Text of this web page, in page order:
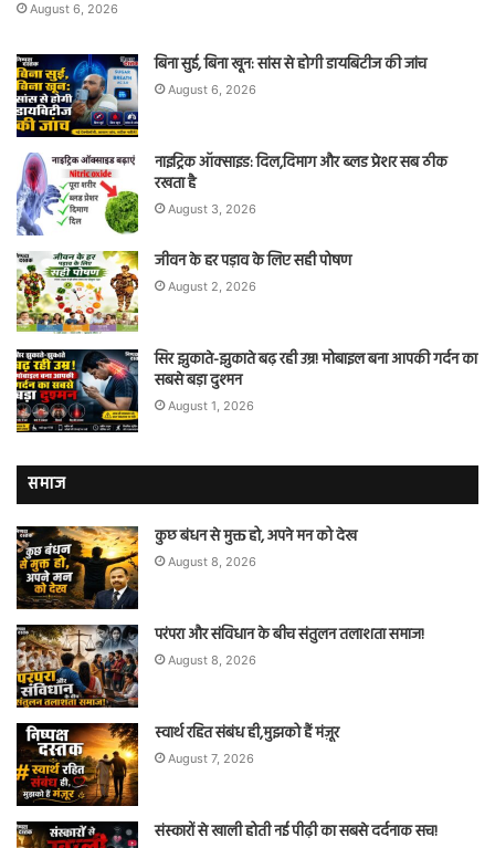
August 6, 2026
बिना सुई, बिना खून: सांस से होगी डायबिटीज की जांच
August 6, 2026
नाइट्रिक ऑक्साइड: दिल,दिमाग और ब्लड प्रेशर सब ठीक
रखता है
August 3, 2026
जीवन के हर पड़ाव के लिए सही पोषण
August 2, 2026
सिर झुकाते-झुकाते बढ़ रही उम्र! मोबाइल बना आपकी गर्दन का
सबसे बड़ा दुश्मन
August 1, 2026
समाज
कुछ बंधन से मुक्त हो, अपने मन को देख
August 8, 2026
परंपरा और संविधान के बीच संतुलन तलाशता समाज!
August 8, 2026
स्वार्थ रहित संबंध ही,मुझको हैं मंज़ूर
August 7, 2026
संस्कारों से खाली होती नई पीढ़ी का सबसे दर्दनाक सच!